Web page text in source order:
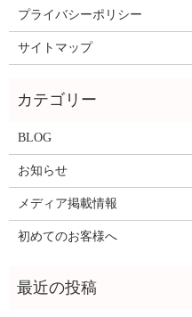
プライバシーポリシー
サイトマップ
BLOG
お知らせ
メディア掲載情報
初めてのお客様へ